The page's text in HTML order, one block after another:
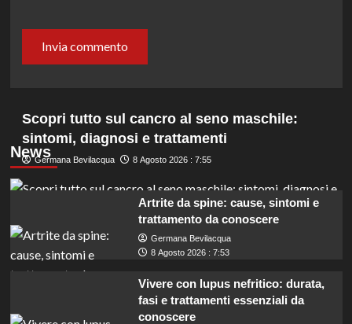
News
Scopri tutto sul cancro al seno maschile:
sintomi, diagnosi e trattamenti
Germana Bevilacqua 8 Agosto 2026 : 7:55
Artrite da spine: cause, sintomi e
trattamento da conoscere
Germana Bevilacqua
8 Agosto 2026 : 7:53
Vivere con lupus nefritico: durata,
fasi e trattamenti essenziali da
conoscere